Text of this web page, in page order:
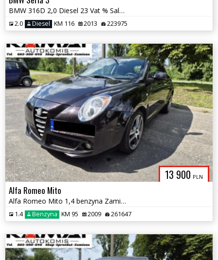
BMW 316D 2,0 Diesel 23 Vat % Salon PL Automat Zamiana
2.0 Diesel KM 116 2013 223975
13 900 PLN
Alfa Romeo Mito
Alfa Romeo Mito 1,4 benzyna Zamiana
1.4 Benzyna KM 95 2009 261647